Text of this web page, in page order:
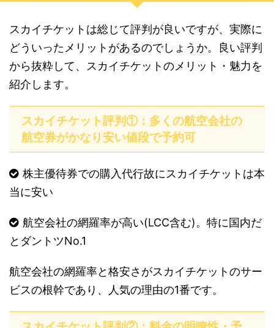
スカイチケットは総じて評判が良いですが、実際に
どういったメリットがあるのでしょうか。良い評判
から抜粋して、スカイチケットのメリット・魅力を
紹介します。
スカイチケット評判①：多くの航空会社の
航空券がかなり安い値段で予約可
株主優待券での購入代行故にスカイチケットは本
当に安い
航空会社の網羅率が高い(LCC含む)。特に国内だ
とダントツNo.1
航空会社の網羅率と格安さがスカイチケットのサー
ビスの根幹であり、人気の理由の1番です。